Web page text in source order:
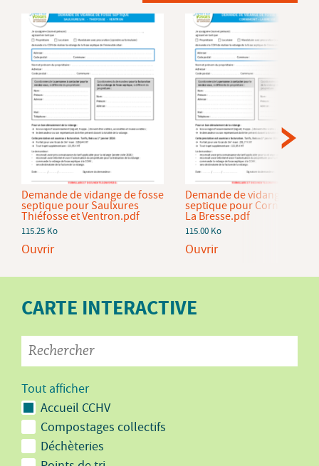
Demande de vidange de fosse
septique pour Saulxures
Thiéfosse et Ventron.pdf
115.25 Ko
Ouvrir
Demande de vidange de
septique pour Cornimont et
La Bresse.pdf
115.00 Ko
Ouvrir
CARTE INTERACTIVE
Tout afficher
Accueil CCHV
Compostages collectifs
Déchèteries